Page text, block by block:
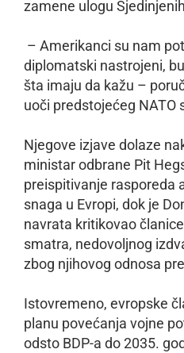
zamene ulogu
– Amerikanci su nam
diplomatski nastrojeni,
šta imaju da kažu –
uoči predstojećeg NATO
Njegove izjave dolaze
ministar odbrane Pit
preispitivanje rasporeda
snaga u Evropi, dok je
navrata kritikovao
smatra, nedovoljnog
zbog njihovog odnosa
Istovremeno, evropske
planu povećanja vojne
odsto BDP-a do 2035.